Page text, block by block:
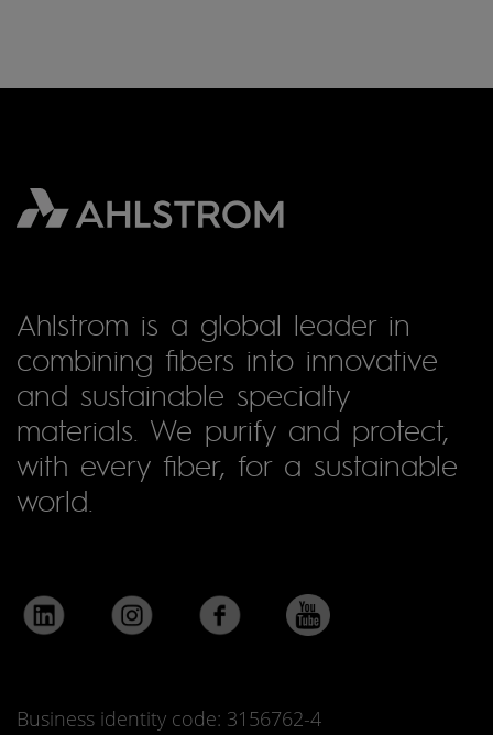
Ahlstrom is a global leader in
combining fibers into innovative
and sustainable specialty
materials. We purify and protect,
with every fiber, for a sustainable
world.
Business identity code: 3156762-4